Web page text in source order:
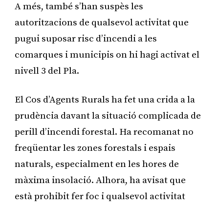
A més, també s’han suspès les
autoritzacions de qualsevol activitat que
pugui suposar risc d’incendi a les
comarques i municipis on hi hagi activat el
nivell 3 del Pla.
El Cos d’Agents Rurals ha fet una crida a la
prudència davant la situació complicada de
perill d’incendi forestal. Ha recomanat no
freqüentar les zones forestals i espais
naturals, especialment en les hores de
màxima insolació. Alhora, ha avisat que
està prohibit fer foc i qualsevol activitat